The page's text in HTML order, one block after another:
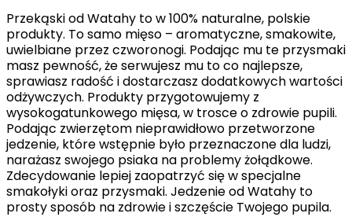
Przekąski od Watahy to w 100% naturalne, polskie
produkty. To samo mięso – aromatyczne, smakowite,
uwielbiane przez czworonogi. Podając mu te przysmaki
masz pewność, że serwujesz mu to co najlepsze,
sprawiasz radość i dostarczasz dodatkowych wartości
odżywczych. Produkty przygotowujemy z
wysokogatunkowego mięsa, w trosce o zdrowie pupili.
Podając zwierzętom nieprawidłowo przetworzone
jedzenie, które wstępnie było przeznaczone dla ludzi,
narażasz swojego psiaka na problemy żołądkowe.
Zdecydowanie lepiej zaopatrzyć się w specjalne
smakołyki oraz przysmaki. Jedzenie od Watahy to
prosty sposób na zdrowie i szczęście Twojego pupila.